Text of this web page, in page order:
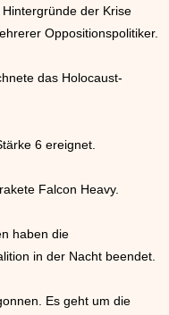
der Krise
Oppositionspolitiker.
das Holocaust-
6 ereignet.
Falcon Heavy.
haben die
in der Nacht beendet.
Es geht um die